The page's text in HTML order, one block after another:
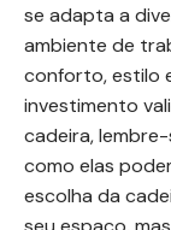
se adapta a
ambiente de
conforto, estilo
investimento
cadeira,
como elas
escolha da